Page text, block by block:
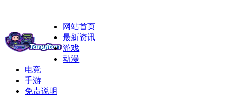
网站首页
最新资讯
游戏
动漫
电竞
手游
免责说明